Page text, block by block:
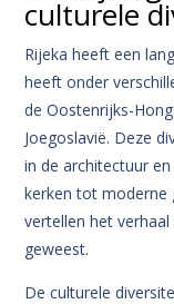
culturele
Rijeka heeft een
heeft onder
de Oostenrijks-
Joegoslavië. Deze
in de architectuur
kerken tot moderne
vertellen het
geweest.
De culturele